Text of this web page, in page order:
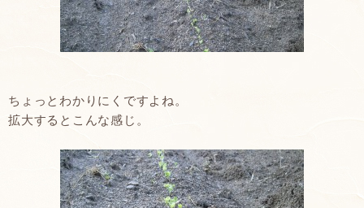
ちょっとわかりにくですよね。
拡大するとこんな感じ。